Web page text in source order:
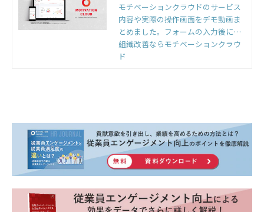
モチベーションクラウドのサービス
内容や実際の操作画面をデモ動画ま
とめました。フォームの入力後にご
覧いただけます。
組織改善ならモチベーションクラウ
ド